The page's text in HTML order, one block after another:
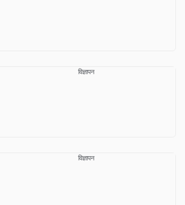
विज्ञापन
विज्ञापन